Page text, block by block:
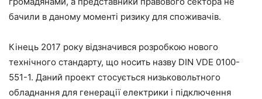
бачили в даному моменті ризику для споживачів.
Кінець 2017 року відзначився розробкою нового
технічного стандарту, що носить назву DIN VDE 0100-
551-1. Даний проект стосується низьковольтного
обладнання для генерації електрики і підключення